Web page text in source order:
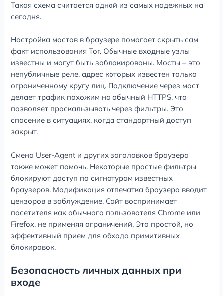
Такая схема считается одной из самых надежных на
сегодня.
Настройка мостов в браузере помогает скрыть сам
факт использования Tor. Обычные входные узлы
известны и могут быть заблокированы. Мосты – это
непубличные реле, адрес которых известен только
ограниченному кругу лиц. Подключение через мост
делает трафик похожим на обычный HTTPS, что
позволяет проскальзывать через фильтры. Это
спасение в ситуациях, когда стандартный доступ
закрыт.
Смена User-Agent и других заголовков браузера
также может помочь. Некоторые простые фильтры
блокируют доступ по сигнатурам известных
браузеров. Модификация отпечатка браузера вводит
цензоров в заблуждение. Сайт воспринимает
посетителя как обычного пользователя Chrome или
Firefox, не применяя ограничений. Это простой, но
эффективный прием для обхода примитивных
блокировок.
Безопасность личных данных при
входе